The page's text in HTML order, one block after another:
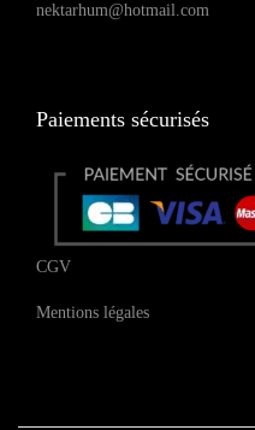
nektarhum@hotmail.com
Paiements sécurisés
CGV
Mentions légales